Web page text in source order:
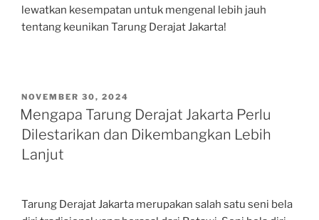
lewatkan kesempatan untuk mengenal lebih jauh
tentang keunikan Tarung Derajat Jakarta!
POSTED
ON
NOVEMBER 30, 2024
Mengapa Tarung Derajat Jakarta Perlu
Dilestarikan dan Dikembangkan Lebih
Lanjut
Tarung Derajat Jakarta merupakan salah satu seni bela